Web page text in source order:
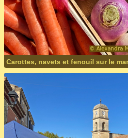
Carottes, navets et fenouil sur le